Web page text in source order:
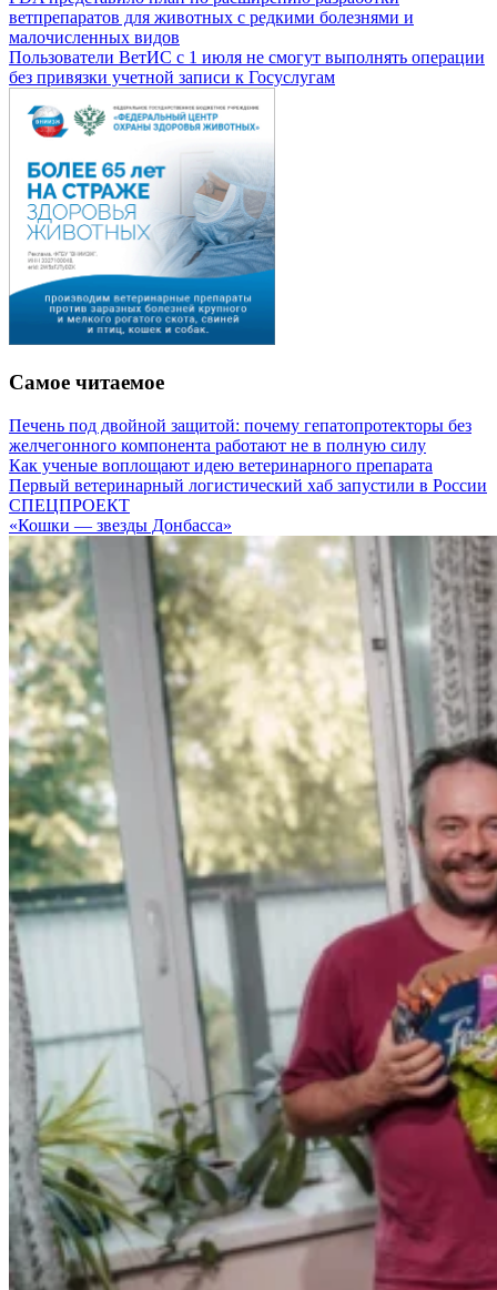
ветпрепаратов для животных с редкими болезнями и
малочисленных видов
Пользователи ВетИС с 1 июля не смогут выполнять операции
без привязки учетной записи к Госуслугам
Самое читаемое
Печень под двойной защитой: почему гепатопротекторы без
желчегонного компонента работают не в полную силу
Как ученые воплощают идею ветеринарного препарата
Первый ветеринарный логистический хаб запустили в России
СПЕЦПРОЕКТ
«Кошки — звезды Донбасса»